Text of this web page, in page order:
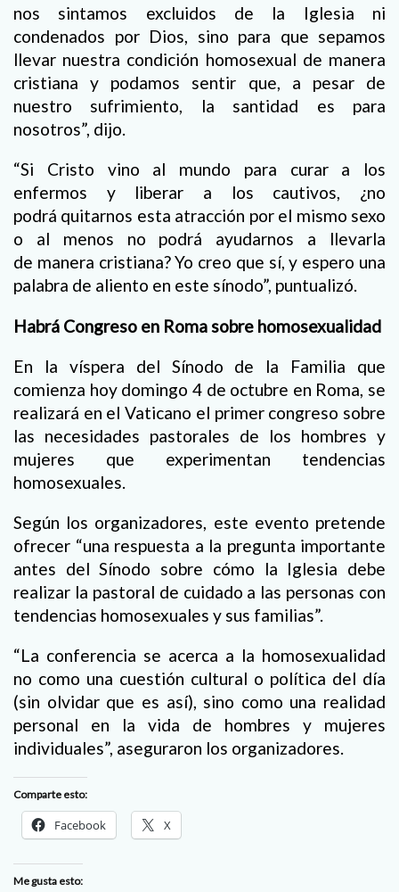
nos sintamos excluidos de la Iglesia ni
condenados por Dios, sino para que sepamos
llevar nuestra condición homosexual de manera
cristiana y podamos sentir que, a pesar de
nuestro sufrimiento, la santidad es para
nosotros”, dijo.
“Si Cristo vino al mundo para curar a los
enfermos y liberar a los cautivos, ¿no
podrá quitarnos esta atracción por el mismo sexo
o al menos no podrá ayudarnos a llevarla
de manera cristiana? Yo creo que sí, y espero una
palabra de aliento en este sínodo”, puntualizó.
Habrá Congreso en Roma sobre homosexualidad
En la víspera del Sínodo de la Familia que
comienza hoy domingo 4 de octubre en Roma, se
realizará en el Vaticano el primer congreso sobre
las necesidades pastorales de los hombres y
mujeres que experimentan tendencias
homosexuales.
Según los organizadores, este evento pretende
ofrecer “una respuesta a la pregunta importante
antes del Sínodo sobre cómo la Iglesia debe
realizar la pastoral de cuidado a las personas con
tendencias homosexuales y sus familias”.
“La conferencia se acerca a la homosexualidad
no como una cuestión cultural o política del día
(sin olvidar que es así), sino como una realidad
personal en la vida de hombres y mujeres
individuales”, aseguraron los organizadores.
Comparte esto:
Facebook X
Me gusta esto: